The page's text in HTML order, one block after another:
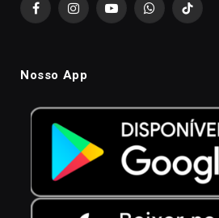
FacebookInstagramYouTubeWhatsAppTikTok
Nosso App